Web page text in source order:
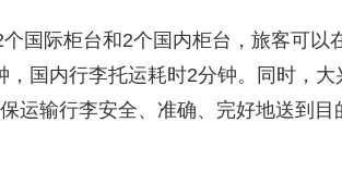
际柜台和2个国内柜台，旅客可以
国内行李托运耗时2分钟。同时，大
运输行李安全、准确、完好地送到目